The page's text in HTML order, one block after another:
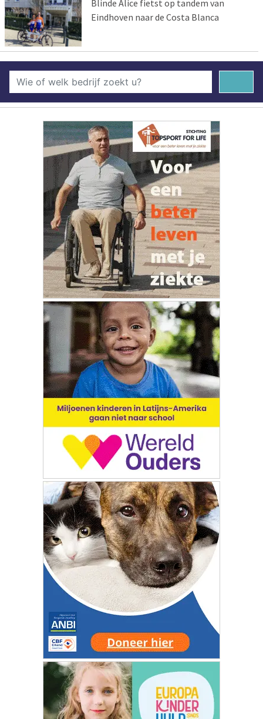
Blinde Alice fietst op tandem van
Eindhoven naar de Costa Blanca